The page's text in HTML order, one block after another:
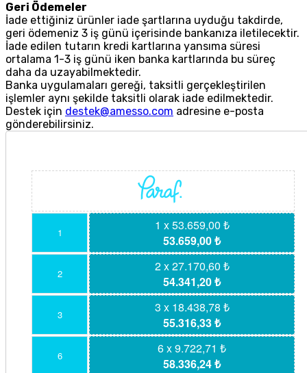
Geri Ödemeler
İade ettiğiniz ürünler iade şartlarına uyduğu takdirde,
geri ödemeniz 3 iş günü içerisinde bankanıza iletilecektir.
İade edilen tutarın kredi kartlarına yansıma süresi
ortalama 1-3 iş günü iken banka kartlarında bu süreç
daha da uzayabilmektedir.
Banka uygulamaları gereği, taksitli gerçekleştirilen
işlemler aynı şekilde taksitli olarak iade edilmektedir.
Destek için destek@amesso.com adresine e-posta
gönderebilirsiniz.
1
1 x 53.659,00 ₺
53.659,00 ₺
2
2 x 27.170,60 ₺
54.341,20 ₺
3
3 x 18.438,78 ₺
55.316,33 ₺
6
6 x 9.722,71 ₺
58.336,24 ₺